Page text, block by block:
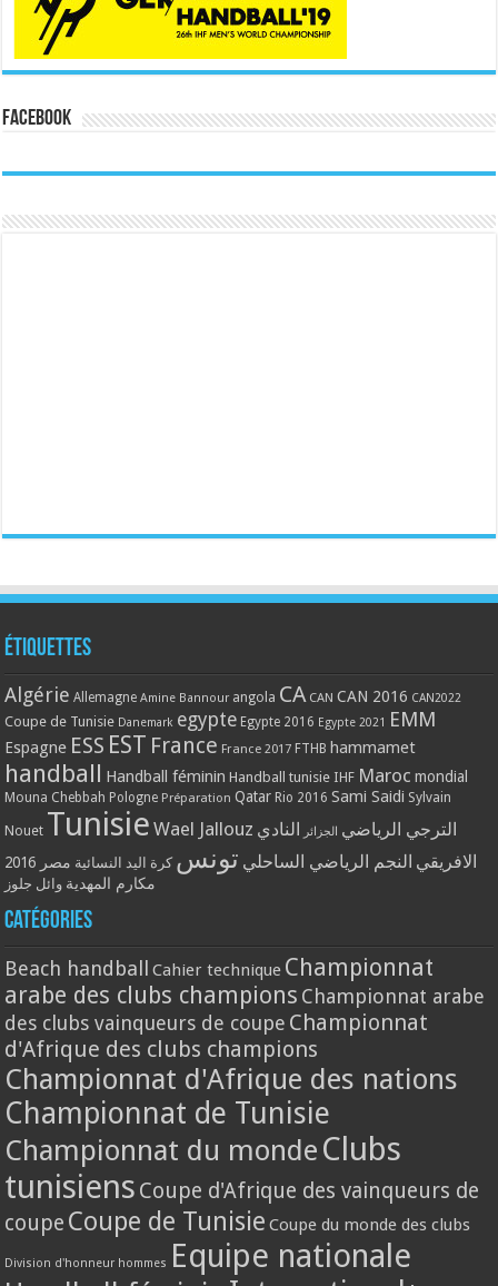
Facebook
Étiquettes
Algérie Allemagne Amine Bannour angola CA CAN CAN 2016 CAN2022
Coupe de Tunisie Danemark egypte Egypte 2016 Egypte 2021 EMM
Espagne ESS EST France France 2017 FTHB hammamet
handball Handball féminin Handball tunisie IHF Maroc mondial
Mouna Chebbah Pologne Préparation Qatar Rio 2016 Sami Saidi Sylvain
Nouet Tunisie Wael Jallouz الترجي الرياضي الجزائر النادي
الافريقي النجم الرياضي الساحلي تونس كرة اليد النسائية مصر 2016
مكارم المهدية وائل جلوز
Catégories
Beach handball Cahier technique Championnat
arabe des clubs champions Championnat arabe
des clubs vainqueurs de coupe Championnat
d'Afrique des clubs champions
Championnat d'Afrique des nations
Championnat de Tunisie
Championnat du monde Clubs
tunisiens Coupe d'Afrique des vainqueurs de
coupe Coupe de Tunisie Coupe du monde des clubs
Division d'honneur hommes Equipe nationale